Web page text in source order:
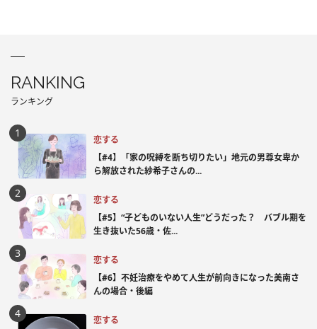
RANKING
ランキング
恋する
【#4】「家の呪縛を断ち切りたい」地元の男尊女卑か
ら解放された紗希子さんの...
恋する
【#5】“子どものいない人生”どうだった？ バブル期を
生き抜いた56歳・佐...
恋する
【#6】不妊治療をやめて人生が前向きになった美南さ
んの場合・後編
恋する